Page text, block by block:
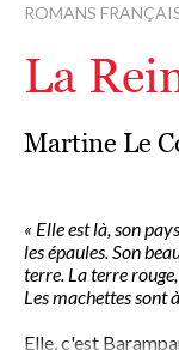
ROMANS
La
Martine Le
« Elle est là, son
les épaules. Son
terre. La terre
Les machettes sont
Elle, c'est